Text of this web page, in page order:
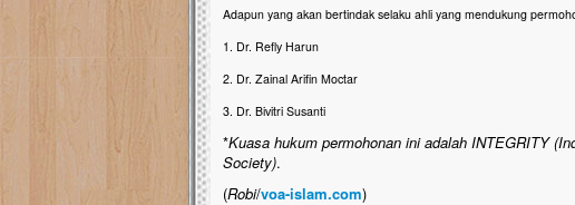
Adapun yang akan bertindak selaku ahli yang mendukung
1. Dr. Refly Harun
2. Dr. Zainal Arifin Moctar
3. Dr. Bivitri Susanti
*Kuasa hukum permohonan ini adalah INTEGRITY
Society).
(Robi/voa-islam.com)